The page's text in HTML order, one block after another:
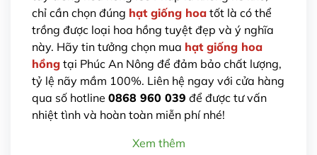
chỉ cần chọn đúng hạt giống hoa tốt là có thể
trồng được loại hoa hồng tuyệt đẹp và ý nghĩa
này. Hãy tin tưởng chọn mua hạt giống hoa
hồng tại Phúc An Nông để đảm bảo chất lượng,
tỷ lệ nãy mầm 100%. Liên hệ ngay với cửa hàng
qua số hotline 0868 960 039 để được tư vấn
nhiệt tình và hoàn toàn miễn phí nhé!
Xem thêm
Gửi thông tin